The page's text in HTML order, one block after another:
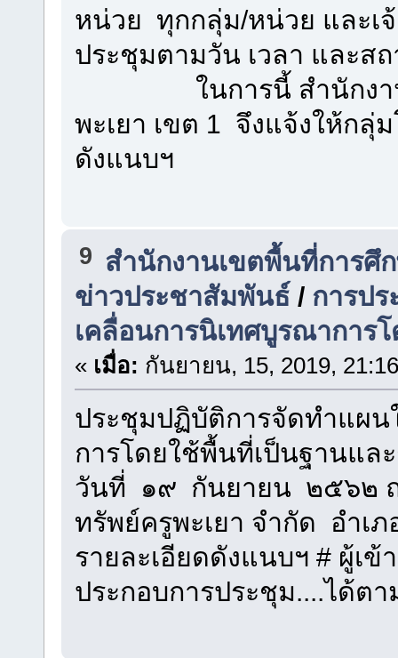
หน่วย ทุกกลุ่ม/หน่วย และเ
ประชุมตามวัน เวลา และส
ในการนี้ สำนักงานเ
พะเยา เขต 1 จึงแจ้งให้กลุ่
ดังแนบฯ
9 สำนักงานเขตพื้นที่การศึ
ข่าวประชาสัมพันธ์ / การป
เคลื่อนการนิเทศบูรณาการ
« เมื่อ: กันยายน, 15, 2019,
ประชุมปฏิบัติการจัดทำแผน
การโดยใช้พื้นที่เป็นฐานแล
วันที่ ๑๙ กันยายน ๒๕๖๒
ทรัพย์ครูพะเยา จำกัด อำเภ
รายละเอียดดังแนบฯ # ผู้เ
ประกอบการประชุม....ได้